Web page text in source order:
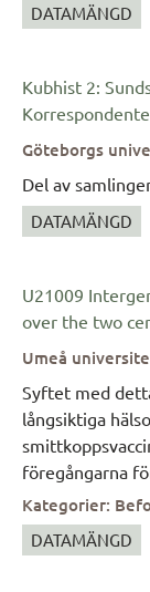
DATAMÄNGD
Kubhist 2:
Göteborgs
Del av
DATAMÄNGD
U21009
over the two
Umeå
Syftet med
långsiktiga
föregångarna
unika
studie. För
POPUM att
Kategorier:
DATAMÄNGD